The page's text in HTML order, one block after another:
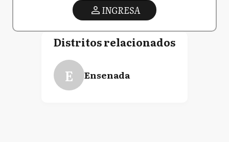
INGRESA
Distritos relacionados
E Ensenada